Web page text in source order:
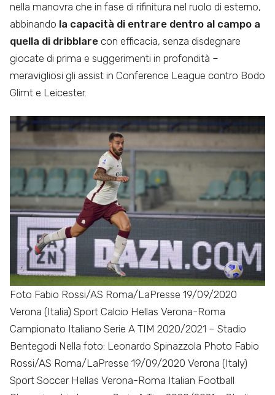
nella manovra che in fase di rifinitura nel ruolo di esterno,
abbinando la capacità di entrare dentro al campo a
quella di dribblare con efficacia, senza disdegnare
giocate di prima e suggerimenti in profondità –
meravigliosi gli assist in Conference League contro Bodo
Glimt e Leicester.
Foto Fabio Rossi/AS Roma/LaPresse 19/09/2020
Verona (Italia) Sport Calcio Hellas Verona-Roma
Campionato Italiano Serie A TIM 2020/2021 – Stadio
Bentegodi Nella foto: Leonardo Spinazzola Photo Fabio
Rossi/AS Roma/LaPresse 19/09/2020 Verona (Italy)
Sport Soccer Hellas Verona-Roma Italian Football